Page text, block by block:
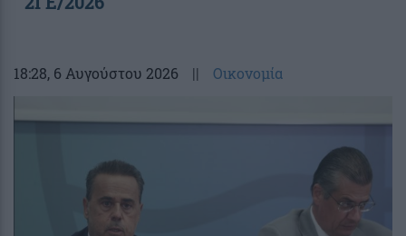
18:28, 6 Αυγούστου 2026 || Οικονομία